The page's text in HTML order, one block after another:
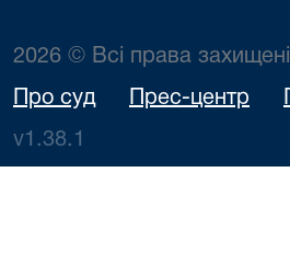
2026 © Всі права захищені
Про суд Прес-центр
v1.38.1